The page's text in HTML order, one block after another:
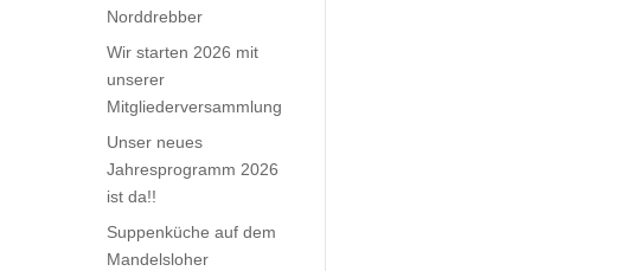
Norddrebber
Wir starten 2026 mit
unserer
Mitgliederversammlung
Unser neues
Jahresprogramm 2026
ist da!!
Suppenküche auf dem
Mandelsloher